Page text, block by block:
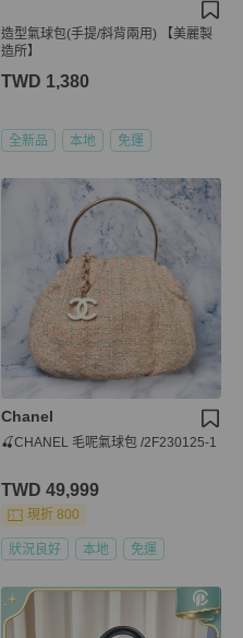
造型氣球包(手提/斜背兩用) 【美麗製
造所】
TWD 1,380
全新品 本地 免運
Chanel
🍒CHANEL 毛呢氣球包 /2F230125-1
TWD 49,999
現折 800
狀況良好 本地 免運